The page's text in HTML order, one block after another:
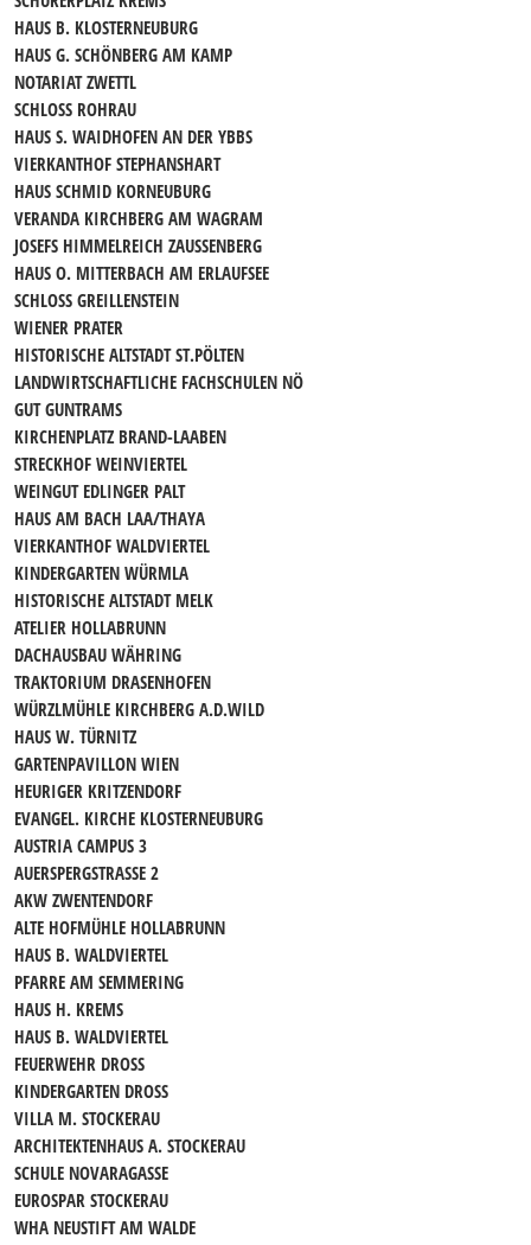
HAUS B. KLOSTERNEUBURG
HAUS G. SCHÖNBERG AM KAMP
NOTARIAT ZWETTL
SCHLOSS ROHRAU
HAUS S. WAIDHOFEN AN DER YBBS
VIERKANTHOF STEPHANSHART
HAUS SCHMID KORNEUBURG
VERANDA KIRCHBERG AM WAGRAM
JOSEFS HIMMELREICH ZAUSSENBERG
HAUS O. MITTERBACH AM ERLAUFSEE
SCHLOSS GREILLENSTEIN
WIENER PRATER
HISTORISCHE ALTSTADT ST.PÖLTEN
LANDWIRTSCHAFTLICHE FACHSCHULEN NÖ
GUT GUNTRAMS
KIRCHENPLATZ BRAND-LAABEN
STRECKHOF WEINVIERTEL
WEINGUT EDLINGER PALT
HAUS AM BACH LAA/THAYA
VIERKANTHOF WALDVIERTEL
KINDERGARTEN WÜRMLA
HISTORISCHE ALTSTADT MELK
ATELIER HOLLABRUNN
DACHAUSBAU WÄHRING
TRAKTORIUM DRASENHOFEN
WÜRZLMÜHLE KIRCHBERG A.D.WILD
HAUS W. TÜRNITZ
GARTENPAVILLON WIEN
HEURIGER KRITZENDORF
EVANGEL. KIRCHE KLOSTERNEUBURG
AUSTRIA CAMPUS 3
AUERSPERGSTRASSE 2
AKW ZWENTENDORF
ALTE HOFMÜHLE HOLLABRUNN
HAUS B. WALDVIERTEL
PFARRE AM SEMMERING
HAUS H. KREMS
HAUS B. WALDVIERTEL
FEUERWEHR DROSS
KINDERGARTEN DROSS
VILLA M. STOCKERAU
ARCHITEKTENHAUS A. STOCKERAU
SCHULE NOVARAGASSE
EUROSPAR STOCKERAU
WHA NEUSTIFT AM WALDE